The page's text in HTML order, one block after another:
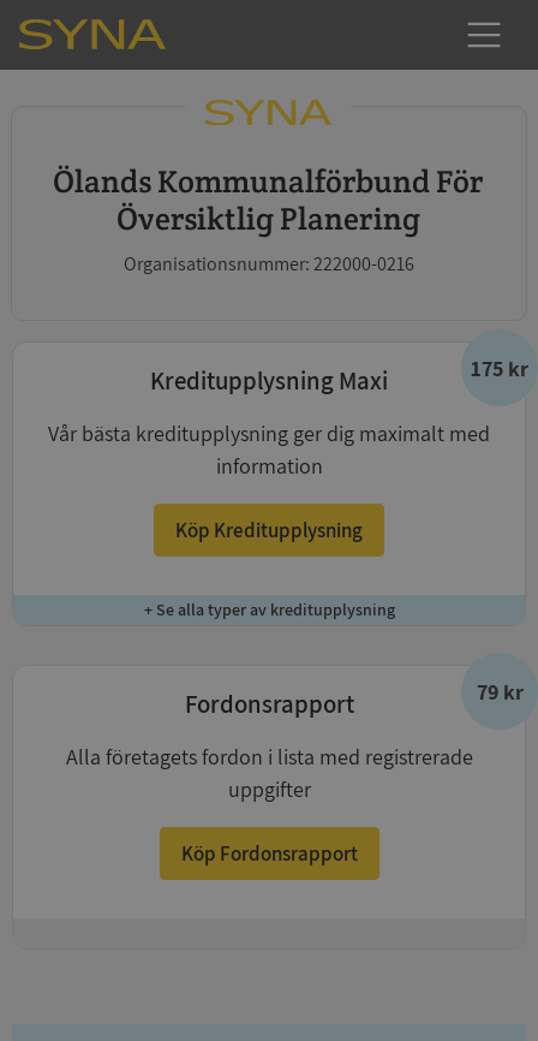
Ölands Kommunalförbund För
Översiktlig Planering
Organisationsnummer: 222000-0216
175 kr
Kreditupplysning Maxi
Vår bästa kreditupplysning ger dig maximalt med
information
Köp Kreditupplysning
+ Se alla typer av kreditupplysning
79 kr
Fordonsrapport
Alla företagets fordon i lista med registrerade
uppgifter
Köp Fordonsrapport